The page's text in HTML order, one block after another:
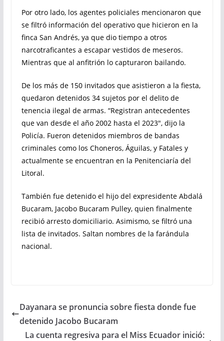
Por otro lado, los agentes policiales mencionaron que
se filtró información del operativo que hicieron en la
finca San Andrés, ya que dio tiempo a otros
narcotraficantes a escapar vestidos de meseros.
Mientras que al anfitrión lo capturaron bailando.
De los más de 150 invitados que asistieron a la fiesta,
quedaron detenidos 34 sujetos por el delito de
tenencia ilegal de armas. “Registran antecedentes
que van desde el año 2002 hasta el 2023″, dijo la
Policía. Fueron detenidos miembros de bandas
criminales como los Choneros, Águilas, y Fatales y
actualmente se encuentran en la Penitenciaría del
Litoral.
También fue detenido el hijo del expresidente Abdalá
Bucaram, Jacobo Bucaram Pulley, quien finalmente
recibió arresto domiciliario. Asimismo, se filtró una
lista de invitados. Saltan nombres de la farándula
nacional.
Dayanara se pronuncia sobre fiesta donde fue
detenido Jacobo Bucaram
La cuenta regresiva para el Miss Ecuador inició: